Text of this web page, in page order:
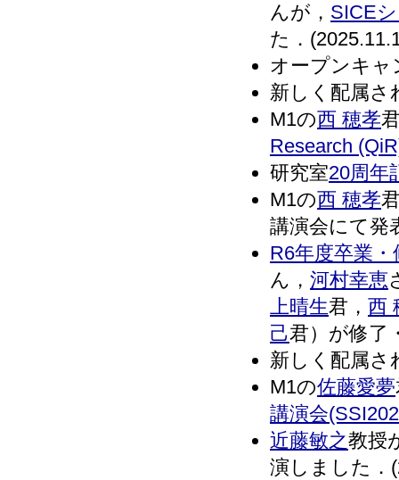
んが， SICE
た．
オープンキャ
新しく配属さ
M1の西 穂孝
Research
研究室20周年
M1の西 穂孝
講演会にて発
R6年度卒業
ん， 河村幸恵
上晴生君， 西
己君）が修了
新しく配属さ
M1の佐藤愛夢
講演会
近藤敏之教授
演しました．